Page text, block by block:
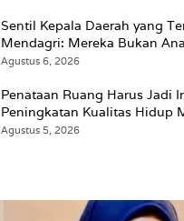
Sentil Kepala Daerah yang
Mendagri: Mereka Bukan
Agustus 6, 2026
Penataan Ruang Harus Jadi
Peningkatan Kualitas Hidup
Wattimena: Revisi RT-RW
Agustus 5, 2026